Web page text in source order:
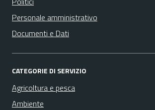
Personale amministrativo
Documenti e Dati
CATEGORIE DI SERVIZIO
Agricoltura e pesca
Ambiente